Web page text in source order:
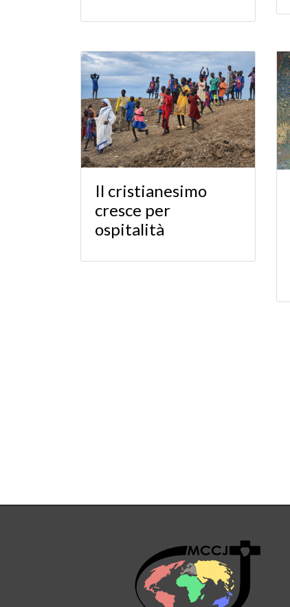
Il cristianesimo
cresce per
ospitalità